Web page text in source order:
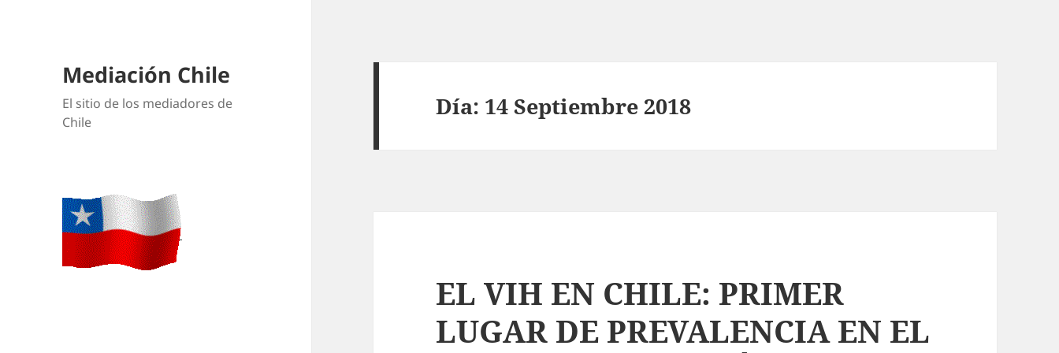
Mediación Chile
El sitio de los mediadores de
Chile
Día: 14 Septiembre 2018
EL VIH EN CHILE: PRIMER
LUGAR DE PREVALENCIA EN EL